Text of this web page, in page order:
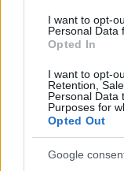
I want to opt-
Personal Data
Opted In
I want to opt-
Retention,
Personal Data
Purposes for
Opted Out
Google